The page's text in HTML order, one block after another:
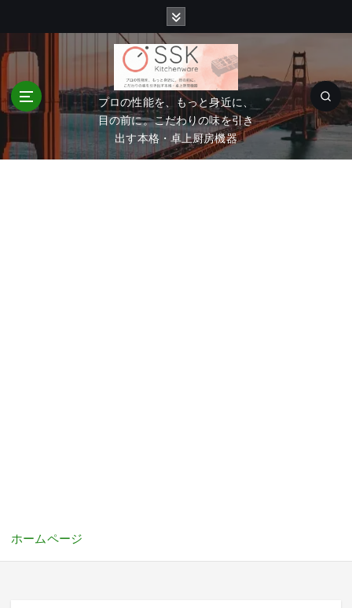
ン
へ
移
プロの性能を、もっと身近に、
目の前に。こだわりの味を引き
出す本格・卓上厨房機器
ホームページ